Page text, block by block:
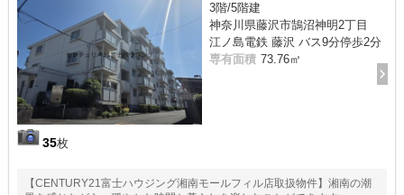
35枚
3階/5階建
神奈川県藤沢市鵠沼神明2丁目
江ノ島電鉄 藤沢 バス9分停歩2分
専有面積 73.76㎡
【CENTURY21富士ハウジング湘南モールフィル店取扱物件】湘南の潮